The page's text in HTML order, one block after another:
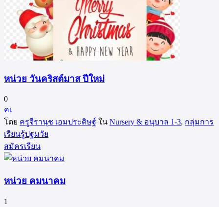
หน่วย วันคริสต์มาส ปีใหม่
0
คเ
โดย ครูจีรานุช เอมประดิษฐ์ ใน Nursery & อนุบาล 1-3, กลุ่มการ
เรียนรู้ปฐมวัย
สมัครเรียน
หน่วย คมนาคม
1